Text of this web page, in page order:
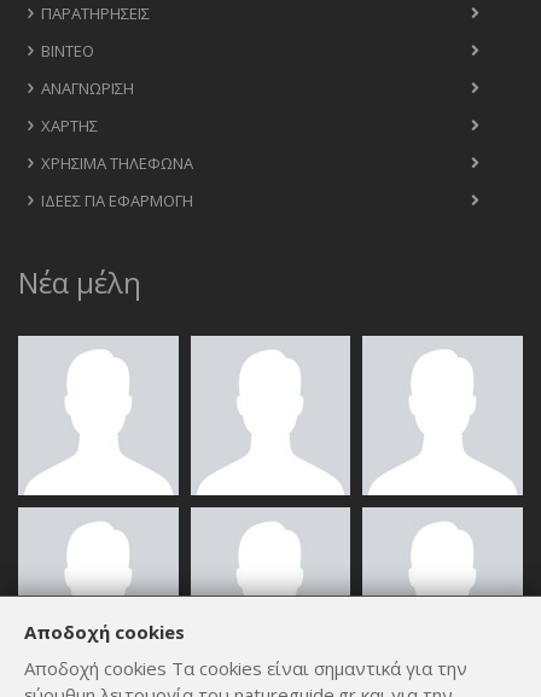
ΠΑΡΑΤΗΡΉΣΕΙΣ
ΒΊΝΤΕΟ
ΑΝΑΓΝΏΡΙΣΗ
ΧΆΡΤΗΣ
ΧΡΉΣΙΜΑ ΤΗΛΈΦΩΝΑ
ΙΔΈΕΣ ΓΙΑ ΕΦΑΡΜΟΓΉ
Νέα μέλη
Αποδοχή cookies
Αποδοχή cookies Τα cookies είναι σημαντικά για την